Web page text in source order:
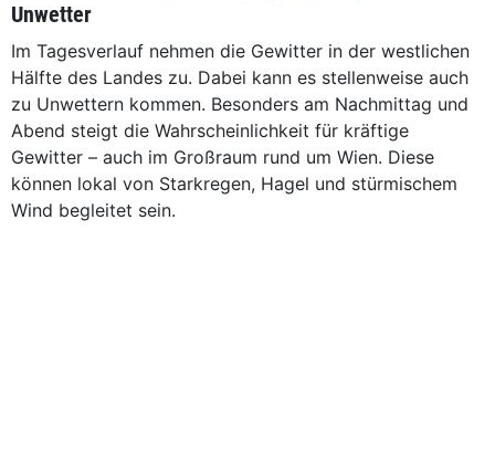
Unwetter
Im Tagesverlauf nehmen die Gewitter in der westlichen
Hälfte des Landes zu. Dabei kann es stellenweise auch
zu Unwettern kommen. Besonders am Nachmittag und
Abend steigt die Wahrscheinlichkeit für kräftige
Gewitter – auch im Großraum rund um Wien. Diese
können lokal von Starkregen, Hagel und stürmischem
Wind begleitet sein.